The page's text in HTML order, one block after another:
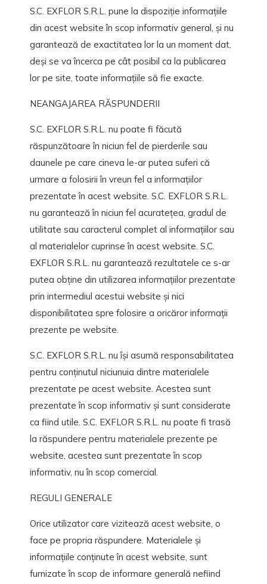
S.C. EXFLOR S.R.L. pune la dispoziție informațiile
din acest website în scop informativ general, și nu
garantează de exactitatea lor la un moment dat,
deși se va încerca pe cât posibil ca la publicarea
lor pe site, toate informațiile să fie exacte.
NEANGAJAREA RĂSPUNDERII
S.C. EXFLOR S.R.L. nu poate fi făcută
răspunzătoare în niciun fel de pierderile sau
daunele pe care cineva le-ar putea suferi că
urmare a folosirii în vreun fel a informațiilor
prezentate în acest website. S.C. EXFLOR S.R.L.
nu garantează în niciun fel acuratețea, gradul de
utilitate sau caracterul complet al informațiilor sau
al materialelor cuprinse în acest website. S.C.
EXFLOR S.R.L. nu garantează rezultatele ce s-ar
putea obține din utilizarea informațiilor prezentate
prin intermediul acestui website și nici
disponibilitatea spre folosire a oricăror informații
prezente pe website.
S.C. EXFLOR S.R.L. nu își asumă responsabilitatea
pentru conținutul niciunuia dintre materialele
prezentate pe acest website. Acestea sunt
prezentate în scop informativ și sunt considerate
ca fiind utile. S.C. EXFLOR S.R.L. nu poate fi trasă
la răspundere pentru materialele prezente pe
website, acestea sunt prezentate în scop
informativ, nu în scop comercial.
REGULI GENERALE
Orice utilizator care vizitează acest website, o
face pe propria răspundere. Materialele și
informațiile conținute în acest website, sunt
furnizate în scop de informare generală nefiind
B2B